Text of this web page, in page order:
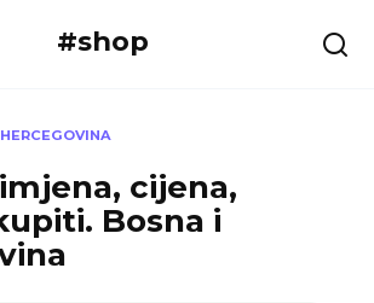
#shop
cijena,
Bosna i